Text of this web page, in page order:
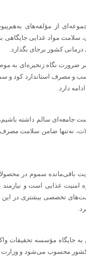
از مؤلفه‌های
مواد غذایی جایگاهی
کشور برجای بگذارد.
بر ضرورت نگاه زنجیره‌ای به
و مصرف استاندارد کود و
دارد.
جامعه‌ای سالم داشته باشیم،
نه‌تنها ضامن سلامت
باقی‌مانده سموم در
غذایی است و
تخصصی بیشتری در این
به جایگاه مؤسسه
محسوب می‌شود و وزارت